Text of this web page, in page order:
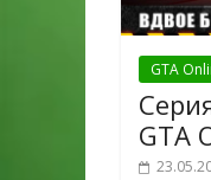
GTA
GTA